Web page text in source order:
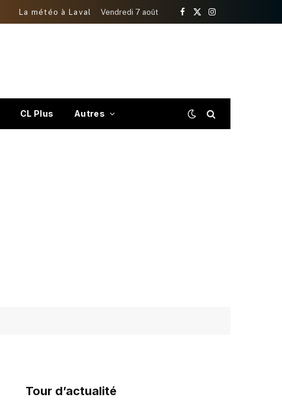
La météo à Laval Vendredi 7 août
Facebook
X
Instagram
CL Plus Autres
Tour d’actualité